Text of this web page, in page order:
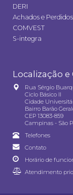
DERI
Achados e
COMVEST
S-integra
Localização
Rua Sérgio
Ciclo Básico II
Cidade
Bairro Barão
CEP 13083-859
Campinas - São
Telefones
Contato
Horário de
Atendimento